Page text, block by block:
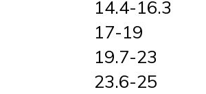
14.4-16.3
17-19
19.7-23
23.6-25